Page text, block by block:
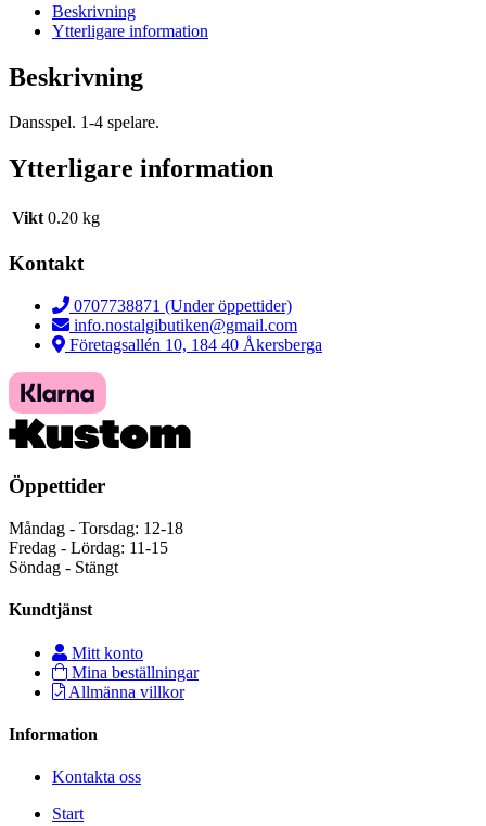
Beskrivning
Ytterligare information
Beskrivning
Dansspel. 1-4 spelare.
Ytterligare information
Vikt 0.20 kg
Kontakt
0707738871 (Under öppettider)
info.nostalgibutiken@gmail.com
Företagsallén 10, 184 40 Åkersberga
Öppettider
Måndag - Torsdag: 12-18
Fredag - Lördag: 11-15
Söndag - Stängt
Kundtjänst
Mitt konto
Mina beställningar
Allmänna villkor
Information
Kontakta oss
Start